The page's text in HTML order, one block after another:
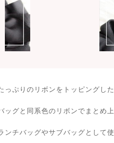
っぷりのリボンをトッピングし
ッグと同系色のリボンでまとめ
ンチバッグやサブバッグとして